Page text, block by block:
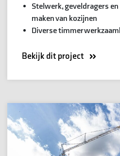
Stelwerk, geveldragers
maken van kozijnen
Diverse
Bekijk dit project